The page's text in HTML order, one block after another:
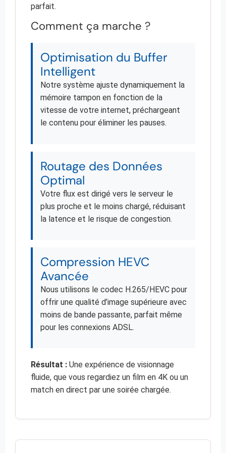
parfait.
Comment ça marche ?
Optimisation du Buffer
Intelligent
Notre système ajuste dynamiquement la
mémoire tampon en fonction de la
vitesse de votre internet, préchargeant
le contenu pour éliminer les pauses.
Routage des Données
Optimal
Votre flux est dirigé vers le serveur le
plus proche et le moins chargé, réduisant
la latence et le risque de congestion.
Compression HEVC
Avancée
Nous utilisons le codec H.265/HEVC pour
offrir une qualité d’image supérieure avec
moins de bande passante, parfait même
pour les connexions ADSL.
Résultat : Une expérience de visionnage
fluide, que vous regardiez un film en 4K ou un
match en direct par une soirée chargée.